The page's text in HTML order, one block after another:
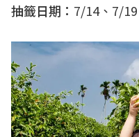
抽籤日期： 7/14、7/19